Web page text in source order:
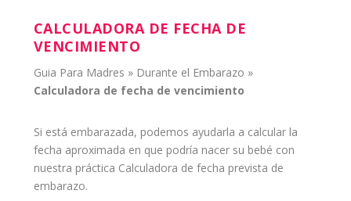
CALCULADORA DE FECHA DE
VENCIMIENTO
Guia Para Madres » Durante el Embarazo »
Calculadora de fecha de vencimiento
Si está embarazada, podemos ayudarla a calcular la
fecha aproximada en que podría nacer su bebé con
nuestra práctica Calculadora de fecha prevista de
embarazo.